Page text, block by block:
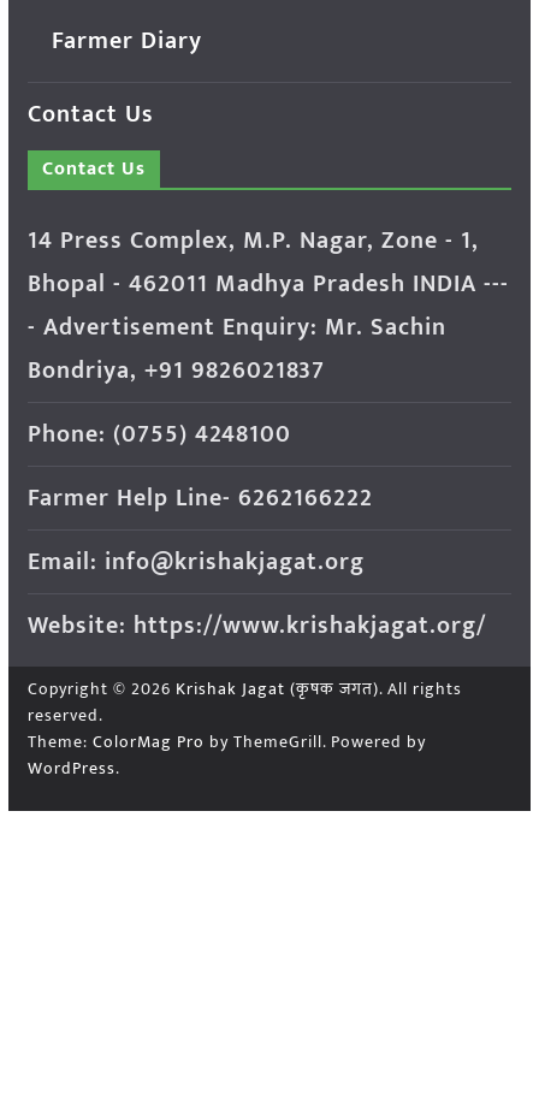
Farmer Diary
Contact Us
Contact Us
14 Press Complex, M.P. Nagar, Zone - 1,
Bhopal - 462011 Madhya Pradesh INDIA ---
- Advertisement Enquiry: Mr. Sachin
Bondriya, +91 9826021837
Phone: (0755) 4248100
Farmer Help Line- 6262166222
Email: info@krishakjagat.org
Website: https://www.krishakjagat.org/
Copyright © 2026 Krishak Jagat (कृषक जगत). All rights
reserved.
Theme: ColorMag Pro by ThemeGrill. Powered by
WordPress.